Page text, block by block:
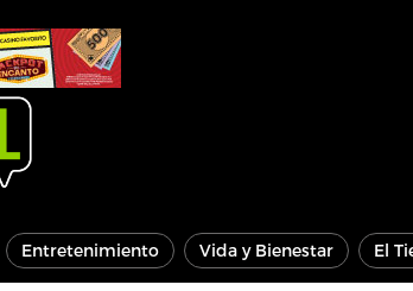
Entretenimiento Vida y Bienestar El